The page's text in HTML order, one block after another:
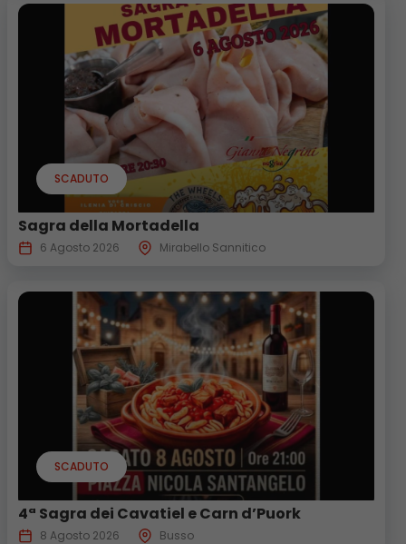
SCADUTO
Sagra della Mortadella
6 Agosto 2026 Mirabello Sannitico
SCADUTO
4ª Sagra dei Cavatiel e Carn d’Puork
8 Agosto 2026 Busso